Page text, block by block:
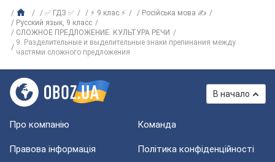
✅ ГДЗ ✅ ⚡ 9 клас ⚡
Російська мова ✍
Русский язык, 9 класс
СЛОЖНОЕ ПРЕДЛОЖЕНИЕ. КУЛЬТУРА РЕЧИ
9. Разделительные и выделительные знаки препинания между
частями сложного предложения
В начало
Про компанію Команда
Правова інформація Політика конфіденційності